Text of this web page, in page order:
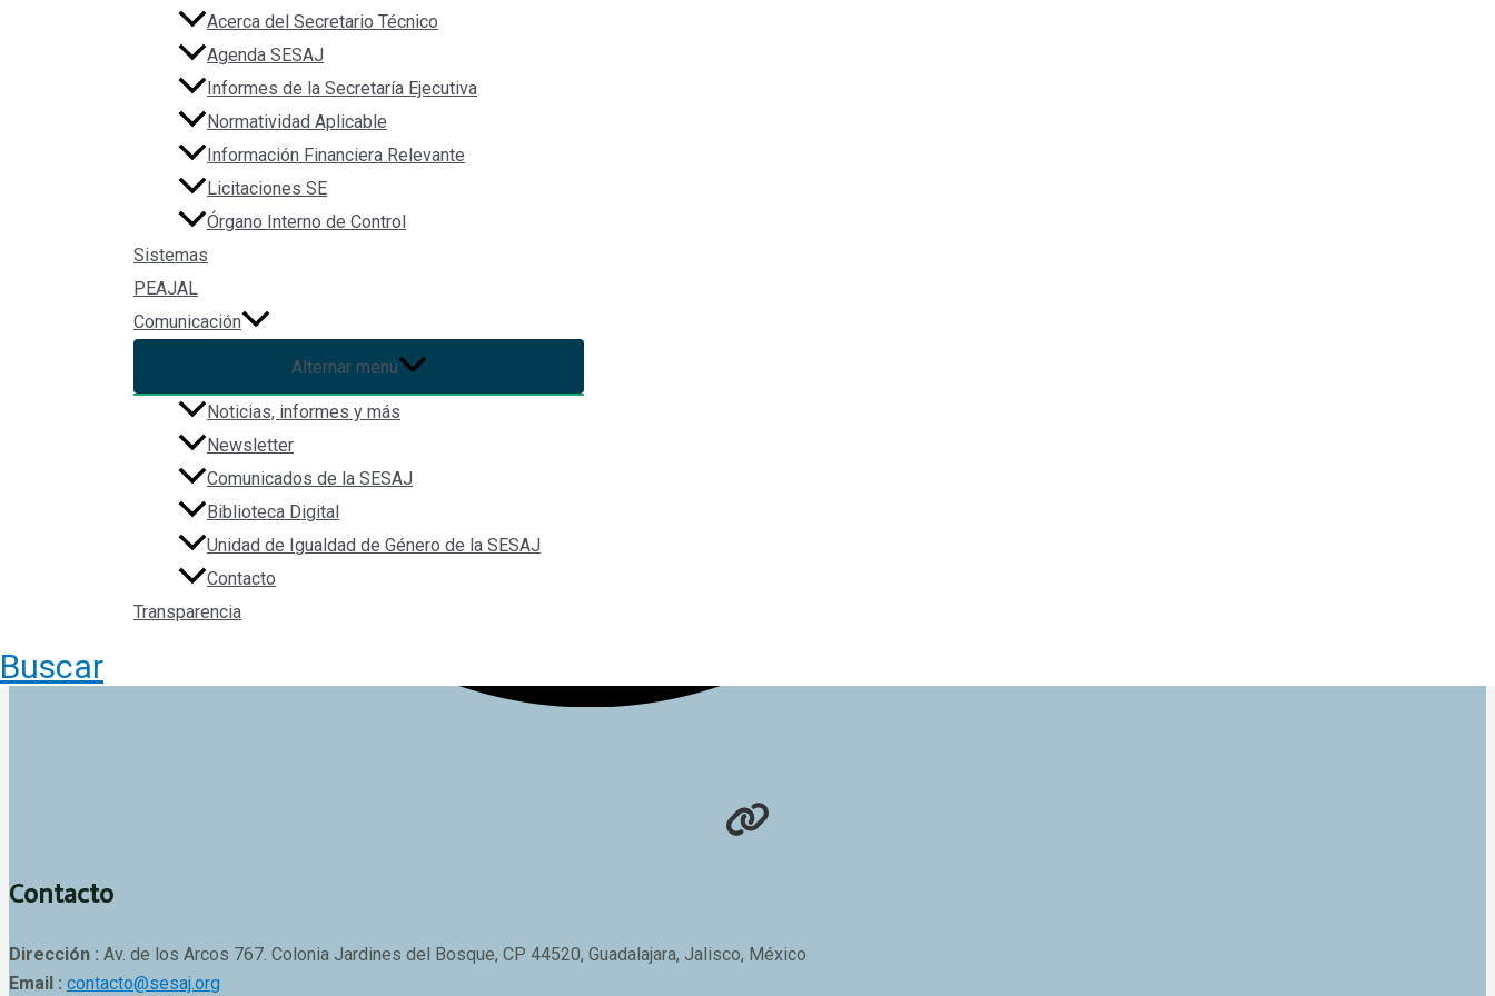
Acerca del Secretario Técnico
Agenda SESAJ
Informes de la Secretaría Ejecutiva
Normatividad Aplicable
Información Financiera Relevante
Licitaciones SE
Órgano Interno de Control
Sistemas
PEAJAL
Comunicación
Alternar menú
Noticias, informes y más
Newsletter
Comunicados de la SESAJ
Biblioteca Digital
Unidad de Igualdad de Género de la SESAJ
Contacto
Transparencia
Buscar
Contacto
Dirección : Av. de los Arcos 767. Colonia Jardines del Bosque, CP 44520, Guadalajara, Jalisco, México
Email : contacto@sesaj.org